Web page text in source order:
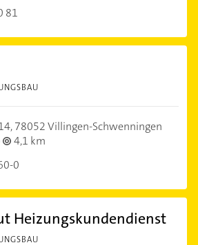
81
78052 Villingen-Schwenningen
4,1 km
0
Heizungskundendienst